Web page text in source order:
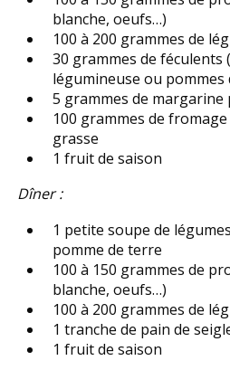
blanche, oeufs…)
100 à 200 grammes de
30 grammes de féculents
légumineuse ou pommes
5 grammes de
100 grammes de
grasse
1 fruit de saison
Dîner :
1 petite soupe de
pomme de terre
100 à 150 grammes de
blanche, oeufs…)
100 à 200 grammes de
1 tranche de pain de
1 fruit de saison